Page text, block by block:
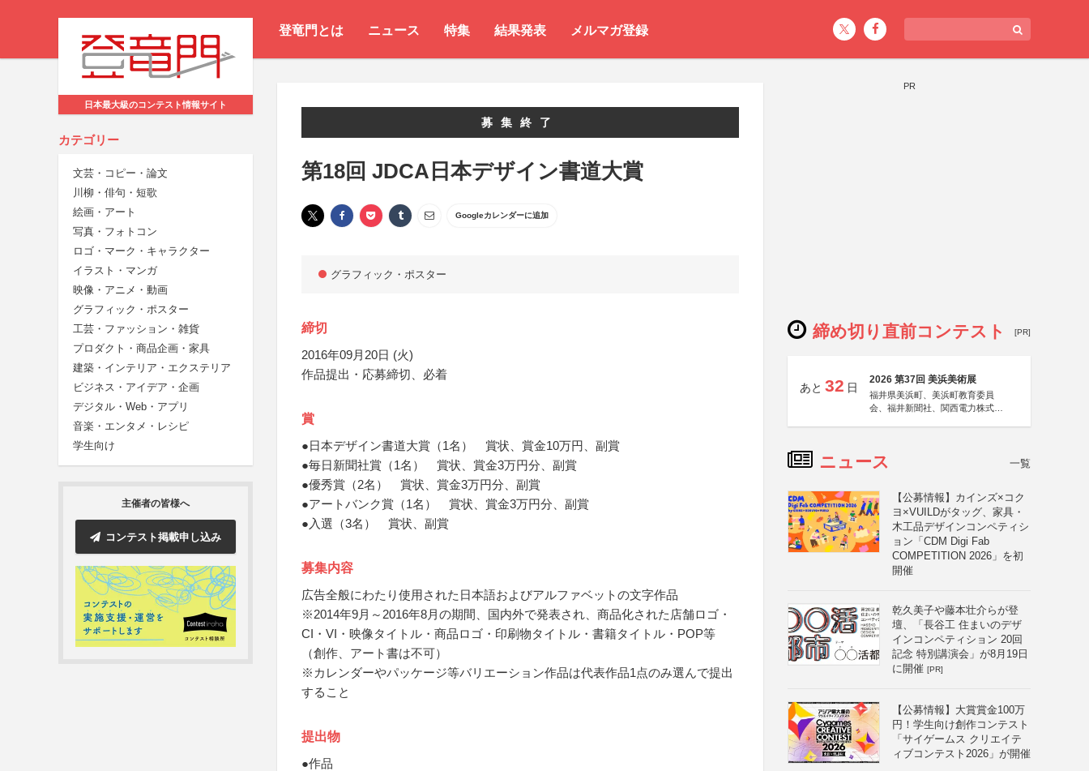
登竜門とは ニュース 特集 結果発表 メルマガ登録
日本最大級のコンテスト情報サイト
カテゴリー
文芸・コピー・論文
川柳・俳句・短歌
絵画・アート
写真・フォトコン
ロゴ・マーク・キャラクター
イラスト・マンガ
映像・アニメ・動画
グラフィック・ポスター
工芸・ファッション・雑貨
プロダクト・商品企画・家具
建築・インテリア・エクステリア
ビジネス・アイデア・企画
デジタル・Web・アプリ
音楽・エンタメ・レシピ
学生向け
主催者の皆様へ
コンテスト掲載申し込み
募集終了
第18回 JDCA日本デザイン書道大賞
Googleカレンダーに追加
グラフィック・ポスター
締切
2016年09月20日 (火)
作品提出・応募締切、必着
賞
●日本デザイン書道大賞（1名） 賞状、賞金10万円、副賞
●毎日新聞社賞（1名） 賞状、賞金3万円分、副賞
●優秀賞（2名） 賞状、賞金3万円分、副賞
●アートバンク賞（1名） 賞状、賞金3万円分、副賞
●入選（3名） 賞状、副賞
募集内容
広告全般にわたり使用された日本語およびアルファベットの文字作品
※2014年9月～2016年8月の期間、国内外で発表され、商品化された店舗ロゴ・
CI・VI・映像タイトル・商品ロゴ・印刷物タイトル・書籍タイトル・POP等
（創作、アート書は不可）
※カレンダーやパッケージ等バリエーション作品は代表作品1点のみ選んで提出
すること
提出物
●作品
PR
締め切り直前コンテスト [PR]
あと 32 日
2026 第37回 美浜美術展
福井県美浜町、美浜町教育委員
会、福井新聞社、関西電力株式会
ニュース 一覧
【公募情報】カインズ×コク
ヨ×VUILDがタッグ、家具・
木工品デザインコンペティシ
ョン「CDM Digi Fab
COMPETITION 2026」を初
開催
乾久美子や藤本壮介らが登
壇、「長谷工 住まいのデザ
インコンペティション 20回
記念 特別講演会」が8月19日
に開催 [PR]
【公募情報】大賞賞金100万
円！学生向け創作コンテスト
「サイゲームス クリエイテ
ィブコンテスト2026」が開催